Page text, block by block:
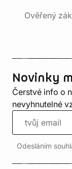
Ověřený
Novinky
Čerstvé info o
nevyhnutelné
Odesláním